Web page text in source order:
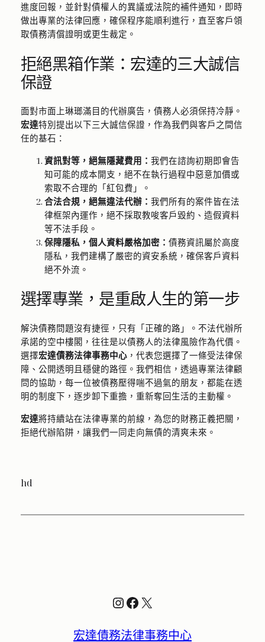
進度回報，並針對債權人的異議或法院的補件通知，即時
做出專業的法律回應，確保程序能順利進行，直至客戶領
取債務清償證明或更生裁定。
拒絕黑箱作業：宏達的三大誠信
保證
面對市面上琳瑯滿目的代辦廣告，債務人必須保持冷靜。
宏達特別提出以下三大誠信保證，作為我們與客戶之間信
任的基石：
資訊對等，絕無隱藏費用： 我們在諮詢初期即會告
知可能的成本開支，絕不在執行過程中惡意加價或
索取不合理的「紅包費」。
合法合規，絕無違法代辦： 我們所有的案件皆在法
律框架內運作，絕不採取教唆客戶毀約、造假資料
等不法手段。
保障隱私，個人資料嚴格加密： 債務資訊屬於高度
隱私，我們建構了嚴密的資安系統，確保客戶資料
絕不外流。
選擇專業，是重啟人生的第一步
解決債務問題沒有捷徑，只有「正確的路」。不法代辦所
承諾的空中樓閣，往往是以債務人的法律風險作為代價。
選擇宏達債務法律事務中心，代表您選擇了一條受法律保
障、公開透明且穩健的路徑。我們相信，透過專業法律顧
問的協助，每一位被債務壓得喘不過氣的朋友，都能在透
明的制度下，逐步卸下重擔，重新奪回生活的主動權。
宏達將持續站在法律專業的前線，為您的財務正義把關，
拒絕代辦陷阱，讓我們一同走向無債的清爽未來。
hd
Instagram
Facebook
X
宏達債務法律事務中心